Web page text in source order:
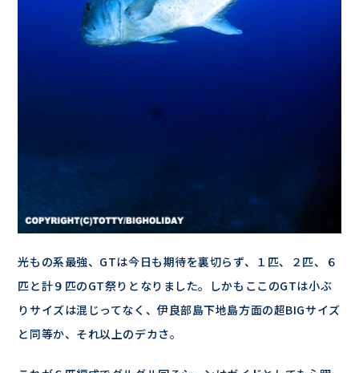
光もの系最強、GTは今日も期待を裏切らず、１匹、２匹、６
匹と計９匹のGT祭りとなりました。しかもここのGTは小ぶ
りサイズは混じってなく、伊良部島下地島方面の超BIGサイズ
と同等か、それ以上のデカさ。